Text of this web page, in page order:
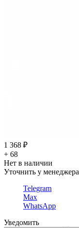
1 368 ₽
+ 68
Нет в наличии
Уточнить у менеджера
Telegram
Max
WhatsApp
Уведомить